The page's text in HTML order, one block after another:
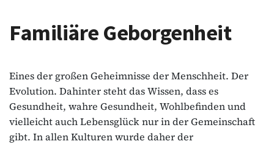
Familiäre Geborgenheit
Eines der großen Geheimnisse der Menschheit. Der
Evolution. Dahinter steht das Wissen, dass es
Gesundheit, wahre Gesundheit, Wohlbefinden und
vielleicht auch Lebensglück nur in der Gemeinschaft
gibt. In allen Kulturen wurde daher der